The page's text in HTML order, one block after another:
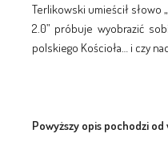
Terlikowski umieścił słowo
2.0” próbuje wyobrazić
polskiego Kościoła… i czy
Powyższy opis pochodzi od